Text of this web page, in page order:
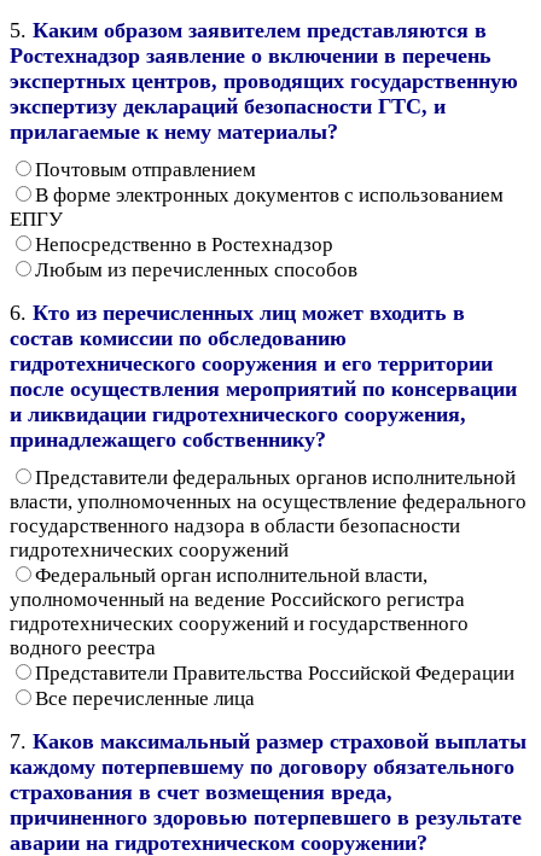
5. Каким образом заявителем представляются в
Ростехнадзор заявление о включении в перечень
экспертных центров, проводящих государственную
экспертизу деклараций безопасности ГТС, и
прилагаемые к нему материалы?
Почтовым отправлением
В форме электронных документов с использованием
ЕПГУ
Непосредственно в Ростехнадзор
Любым из перечисленных способов
6. Кто из перечисленных лиц может входить в
состав комиссии по обследованию
гидротехнического сооружения и его территории
после осуществления мероприятий по консервации
и ликвидации гидротехнического сооружения,
принадлежащего собственнику?
Представители федеральных органов исполнительной
власти, уполномоченных на осуществление федерального
государственного надзора в области безопасности
гидротехнических сооружений
Федеральный орган исполнительной власти,
уполномоченный на ведение Российского регистра
гидротехнических сооружений и государственного
водного реестра
Представители Правительства Российской Федерации
Все перечисленные лица
7. Каков максимальный размер страховой выплаты
каждому потерпевшему по договору обязательного
страхования в счет возмещения вреда,
причиненного здоровью потерпевшего в результате
аварии на гидротехническом сооружении?